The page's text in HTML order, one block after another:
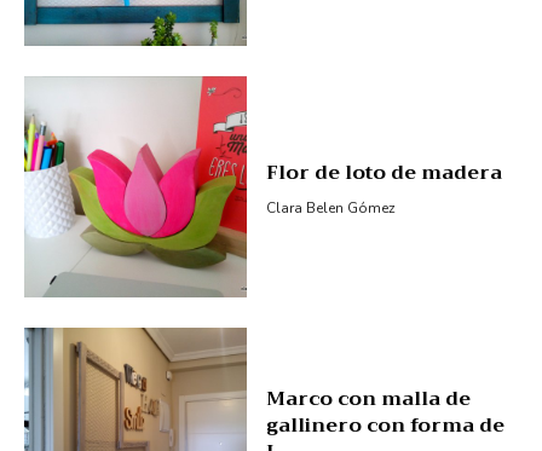
Flor de loto de madera
Clara Belen Gómez
Marco con malla de
gallinero con forma de